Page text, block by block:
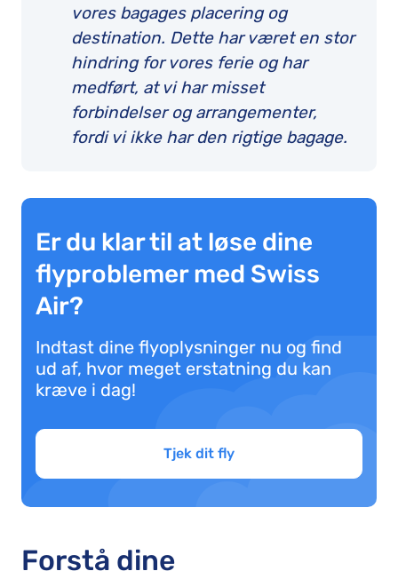
vores bagages placering og
destination. Dette har været en stor
hindring for vores ferie og har
medført, at vi har misset
forbindelser og arrangementer,
fordi vi ikke har den rigtige bagage.
Er du klar til at løse dine
flyproblemer med Swiss
Air?
Indtast dine flyoplysninger nu og find
ud af, hvor meget erstatning du kan
kræve i dag!
Tjek dit fly
Forstå dine